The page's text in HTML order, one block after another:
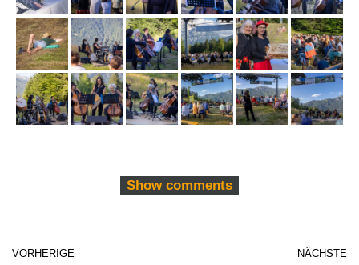
Show comments
VORHERIGE NÄCHSTE